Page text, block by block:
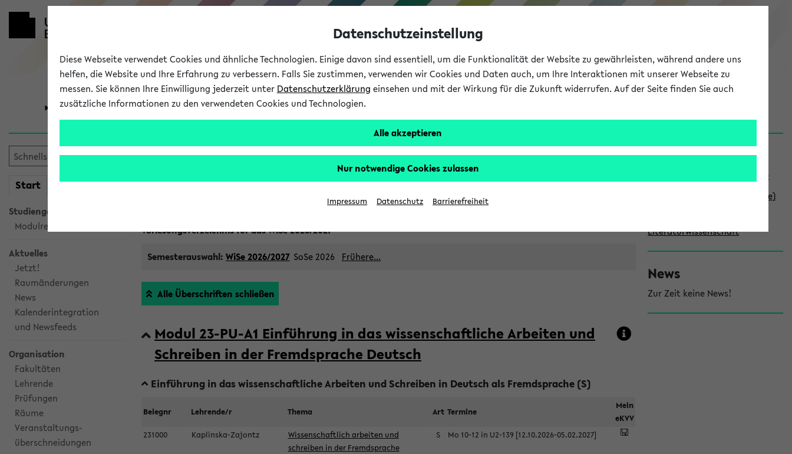
eKVV
Universität Forschung Studium
Start meineKVV
Studiengangsauswahl
Modulrecherche
Aktuelles
Jetzt!
Raumänderungen
News
Kalenderintegration
und Newsfeeds
Organisation
Fakultäten
Lehrende
Prüfungen
Räume
Veranstaltungs-
überschneidungen
PunktUm / Individueller Ergänzungsbereich im
Bachelor
Vorlesungsverzeichnis für das WiSe 2026/2027
Semesterauswahl: WiSe 2026/2027 SoSe 2026 Frühere...
Alle Überschriften schließen
Modul 23-PU-A1 Einführung in das wissenschaftliche Arbeiten und
Schreiben in der Fremdsprache Deutsch
Einführung in das wissenschaftliche Arbeiten und Schreiben in Deutsch als Fremdsprache (S)
Belegnr Lehrende/r Thema Art Termine
Mein
eKVV
231000
Kaplinska-Zajontz
Wissenschaftlich arbeiten und
schreiben in der Fremdsprache
S Mo 10-12 in U2-139 [12.10.2026-05.02.2027]
S
i
Studiengangslinks
Studieninformationsseite
Modulliste (Studieninhalte)
Literaturwissenschaft
News
Zur Zeit keine News!
Datenschutzeinstellung
Diese Webseite verwendet Cookies und ähnliche Technologien. Einige davon sind essentiell, um die Funktionalität der Website zu gewährleisten, während andere uns
helfen, die Website und Ihre Erfahrung zu verbessern. Falls Sie zustimmen, verwenden wir Cookies und Daten auch, um Ihre Interaktionen mit unserer Webseite zu
messen. Sie können Ihre Einwilligung jederzeit unter Datenschutzerklärung einsehen und mit der Wirkung für die Zukunft widerrufen. Auf der Seite finden Sie auch
zusätzliche Informationen zu den verwendeten Cookies und Technologien.
Alle akzeptieren
Nur notwendige Cookies zulassen
Impressum Datenschutz Barrierefreiheit